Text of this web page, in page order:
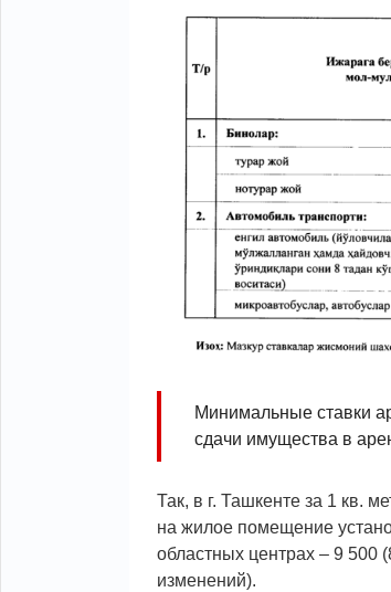
Минимальные ставки
сдачи имущества в
Так, в г. Ташкенте за 1 кв.
на жилое помещение
областных центрах – 9 500
изменений).